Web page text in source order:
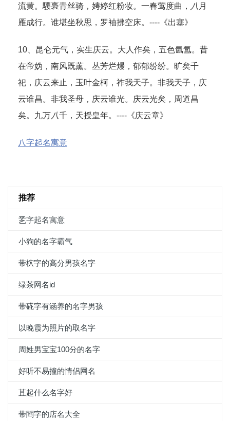
流黄。騕褭青丝骑，娉婷红粉妆。一春莺度曲， 八 月
雁成行。谁堪坐秋思，罗袖拂空床。----《出塞》
10、昆仑元气，实生庆云。大人作矣，五色氤氲。昔
在帝妫，南风既薰。丛芳烂熳，郁郁纷纷。旷矣千
祀，庆云来止，玉叶金柯，祚我天子。非我天子，庆
云谁昌。非我圣母，庆云谁光。庆云光矣，周道昌
矣。九万八千，天授皇年。----《庆云章》
八字起名寓意
推荐
乯字起名寓意
小狗的名字霸气
带柼字的高分男孩名字
绿茶网名id
带硴字有涵养的名字男孩
以晚霞为照片的取名字
周姓男宝宝100分的名字
好听不易撞的情侣网名
苴起什么名字好
带閰字的店名大全